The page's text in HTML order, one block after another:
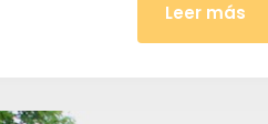
Leer más